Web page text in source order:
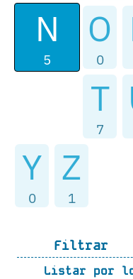
N
5
O
0
T
7
Y
0
Z
1
Filtrar
Listar por